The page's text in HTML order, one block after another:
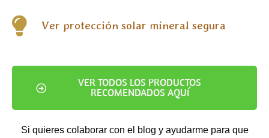
Ver protección solar mineral segura
VER TODOS LOS PRODUCTOS
RECOMENDADOS AQUÍ
Si quieres colaborar con el blog y ayudarme para que